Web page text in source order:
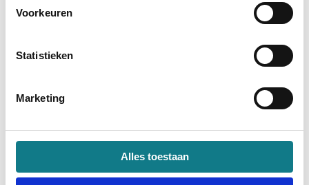
Voorkeuren
Statistieken
Marketing
Alles toestaan
hebben, zijn deze moderne modellen bijna gelijk met de
Wij raden aan voor deze glazen schuifdeur wit
, omdat het motief door het hogere
contrast veel beter tot zijn recht komt.
schuifdeur
Natuurlijk moet de grootte van het deurblad in
aanmerking worden genomen. Hier kiest elke klant het
juiste model uit de selectie. De glazen schuifdeur met
vuurtorenmotief is verkrijgbaar in de volgende maten